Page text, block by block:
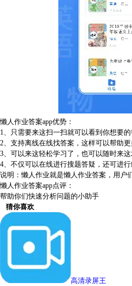
懒人作业答案app优势：
1、只需要来这扫一扫就可以看到你想要
2、支持离线在线找答案，这样可以帮助更
3、可以来这轻松学习了，也可以随时来这
4、不仅可以在线进行搜题答疑，还可进行
说明：懒人作业就是懒人作业答案，用户
懒人作业答案app点评：
帮助你们快速分析问题的小助手
猜你喜欢
高清录屏王